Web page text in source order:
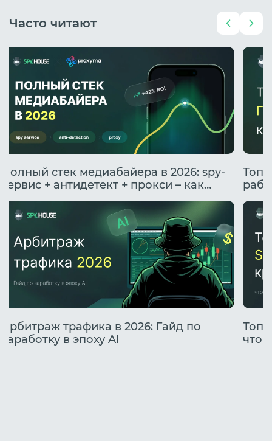
Часто читают
Полный стек медиабайера в 2026: spy-
сервис + антидетект + прокси – как
подружить инструменты
Арбитраж трафика в 2026: Гайд по
заработку в эпоху AI
что